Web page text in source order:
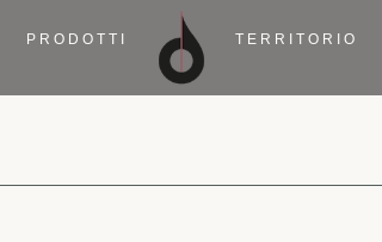
PRODOTTI TERRITORIO